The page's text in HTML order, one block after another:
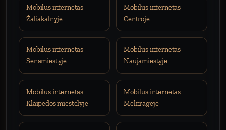
Mobilus internetas
Žaliakalnyje
Mobilus internetas
Centroje
Mobilus internetas
Senamiestyje
Mobilus internetas
Naujamiestyje
Mobilus internetas
Klaipėdos miestelyje
Mobilus internetas
Melnragėje